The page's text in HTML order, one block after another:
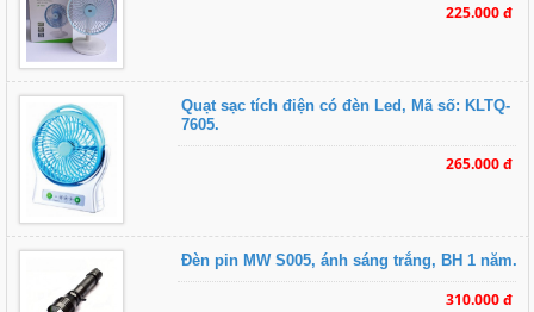
225.000 đ
Quạt sạc tích điện có đèn Led, Mã số: KLTQ-
7605.
265.000 đ
Đèn pin MW S005, ánh sáng trắng, BH 1 năm.
310.000 đ